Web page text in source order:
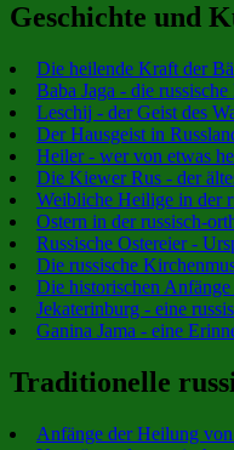
Geschichte und
Die heilende Kraft der
Baba Jaga - die
Leschij - der Geist des
Der Hausgeist in
Heiler - wer von etwas
Die Kiewer Rus - der
Weibliche Heilige in der
Ostern in der russisch-
Russische Ostereier -
Die russische
Die historischen
Jekaterinburg - eine
Ganina Jama - eine
Traditionelle
Anfänge der Heilung